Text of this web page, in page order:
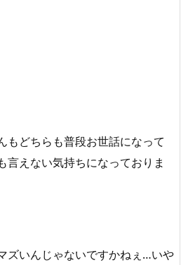
もどちらも普段お世話になって
言えない気持ちになっておりま
ズいんじゃないですかねぇ…いや